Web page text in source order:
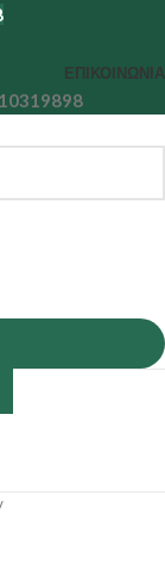
ΕΠΙΚΟΙΝΩΝΊΑ